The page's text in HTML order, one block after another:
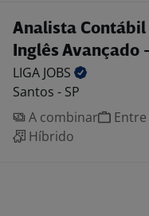
Analista Contábil
Inglês Avançado
LIGA JOBS
Santos - SP
A combinar
Híbrido